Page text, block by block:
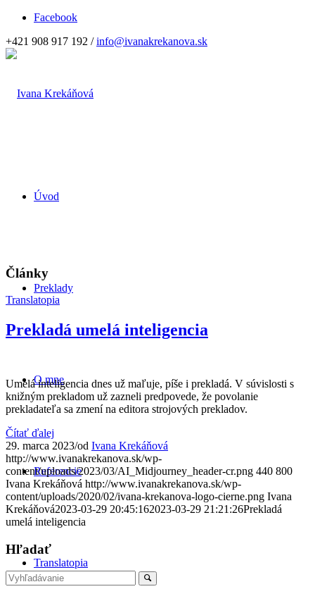
Facebook
+421 908 917 192 /info@ivanakrekanova.sk
Úvod
Preklady
O mne
Referencie
Translatopia
Články
Translatopia
Prekladá umelá inteligencia
Umelá inteligencia dnes už maľuje, píše i prekladá. V súvislosti s
knižným prekladom už zazneli predpovede, že povolanie
prekladateľa sa zmení na editora strojových prekladov.
Čítať ďalej
29. marca 2023/od Ivana Krekáňová
http://www.ivanakrekanova.sk/wp-
content/uploads/2023/03/AI_Midjourney_header-cr.png 440 800
Ivana Krekáňová http://www.ivanakrekanova.sk/wp-
content/uploads/2020/02/ivana-krekanova-logo-cierne.png Ivana
Krekáňová2023-03-29 20:45:162023-03-29 21:21:26Prekladá
umelá inteligencia
Hľadať